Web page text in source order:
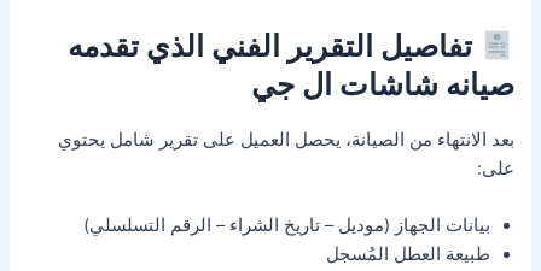
تفاصيل التقرير الفني الذي تقدمه
صيانه شاشات ال جي
بعد الانتهاء من الصيانة، يحصل العميل على تقرير شامل يحتوي
على:
بيانات الجهاز (موديل – تاريخ الشراء – الرقم التسلسلي)
طبيعة العطل المُسجل